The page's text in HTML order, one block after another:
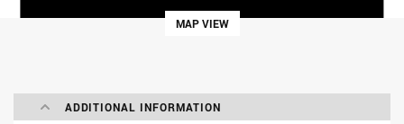
MAP VIEW
ADDITIONAL INFORMATION